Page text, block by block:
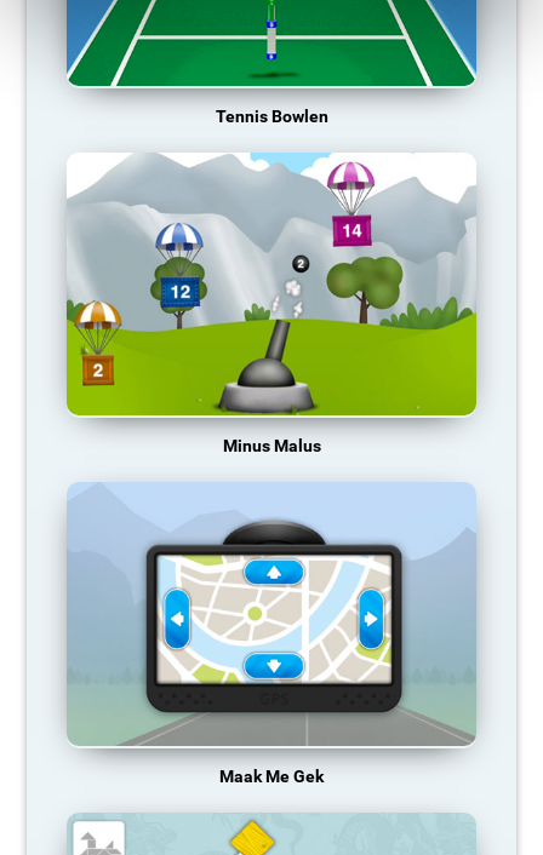
Tennis Bowlen
Minus Malus
Maak Me Gek